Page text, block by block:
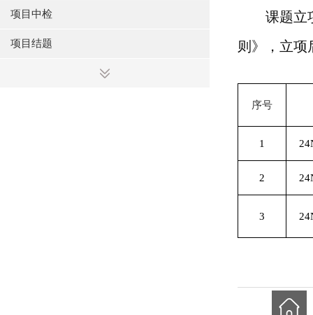
项目中检
项目结题
课题立
则》，立项
序号
1
2
3